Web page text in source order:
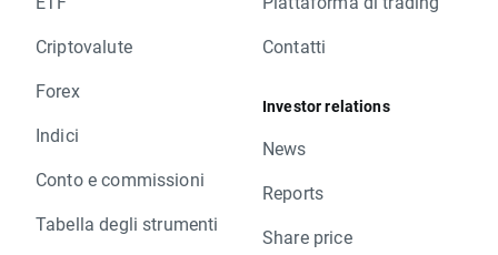
Criptovalute
Forex
Indici
Conto e commissioni
Tabella degli strumenti
Contatti
Investor relations
News
Reports
Share price